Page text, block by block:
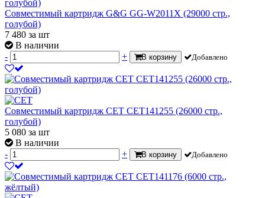
Совместимый картридж G&G GG-W2011X (29000 стр.,
голубой)
7 480 за шт
В наличии
-
+ В корзину Добавлено
Совместимый картридж CET CET141255 (26000 стр.,
голубой)
5 080 за шт
В наличии
-
+ В корзину Добавлено